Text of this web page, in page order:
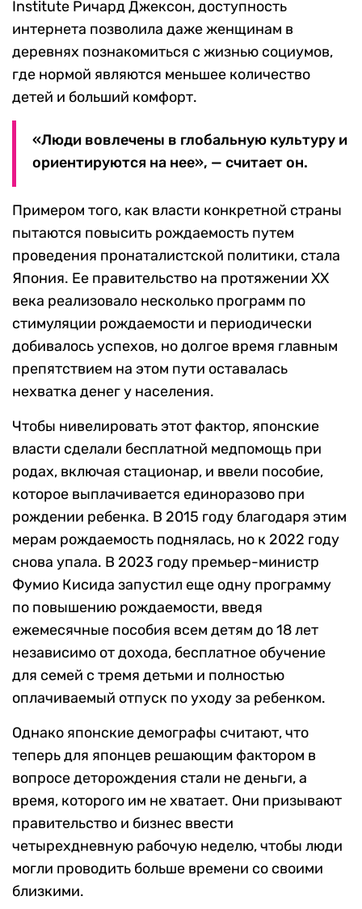
Institute Ричард Джексон, доступность
интернета позволила даже женщинам в
деревнях познакомиться с жизнью социумов,
где нормой являются меньшее количество
детей и больший комфорт.
«Люди вовлечены в глобальную культуру и
ориентируются на нее», — считает он.
Примером того, как власти конкретной страны
пытаются повысить рождаемость путем
проведения пронаталистской политики, стала
Япония. Ее правительство на протяжении ХХ
века реализовало несколько программ по
стимуляции рождаемости и периодически
добивалось успехов, но долгое время главным
препятствием на этом пути оставалась
нехватка денег у населения.
Чтобы нивелировать этот фактор, японские
власти сделали бесплатной медпомощь при
родах, включая стационар, и ввели пособие,
которое выплачивается единоразово при
рождении ребенка. В 2015 году благодаря этим
мерам рождаемость поднялась, но к 2022 году
снова упала. В 2023 году премьер-министр
Фумио Кисида запустил еще одну программу
по повышению рождаемости, введя
ежемесячные пособия всем детям до 18 лет
независимо от дохода, бесплатное обучение
для семей с тремя детьми и полностью
оплачиваемый отпуск по уходу за ребенком.
Однако японские демографы считают, что
теперь для японцев решающим фактором в
вопросе деторождения стали не деньги, а
время, которого им не хватает. Они призывают
правительство и бизнес ввести
четырехдневную рабочую неделю, чтобы люди
могли проводить больше времени со своими
близкими.